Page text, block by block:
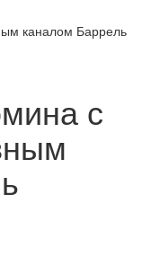
каналом Баррель
с